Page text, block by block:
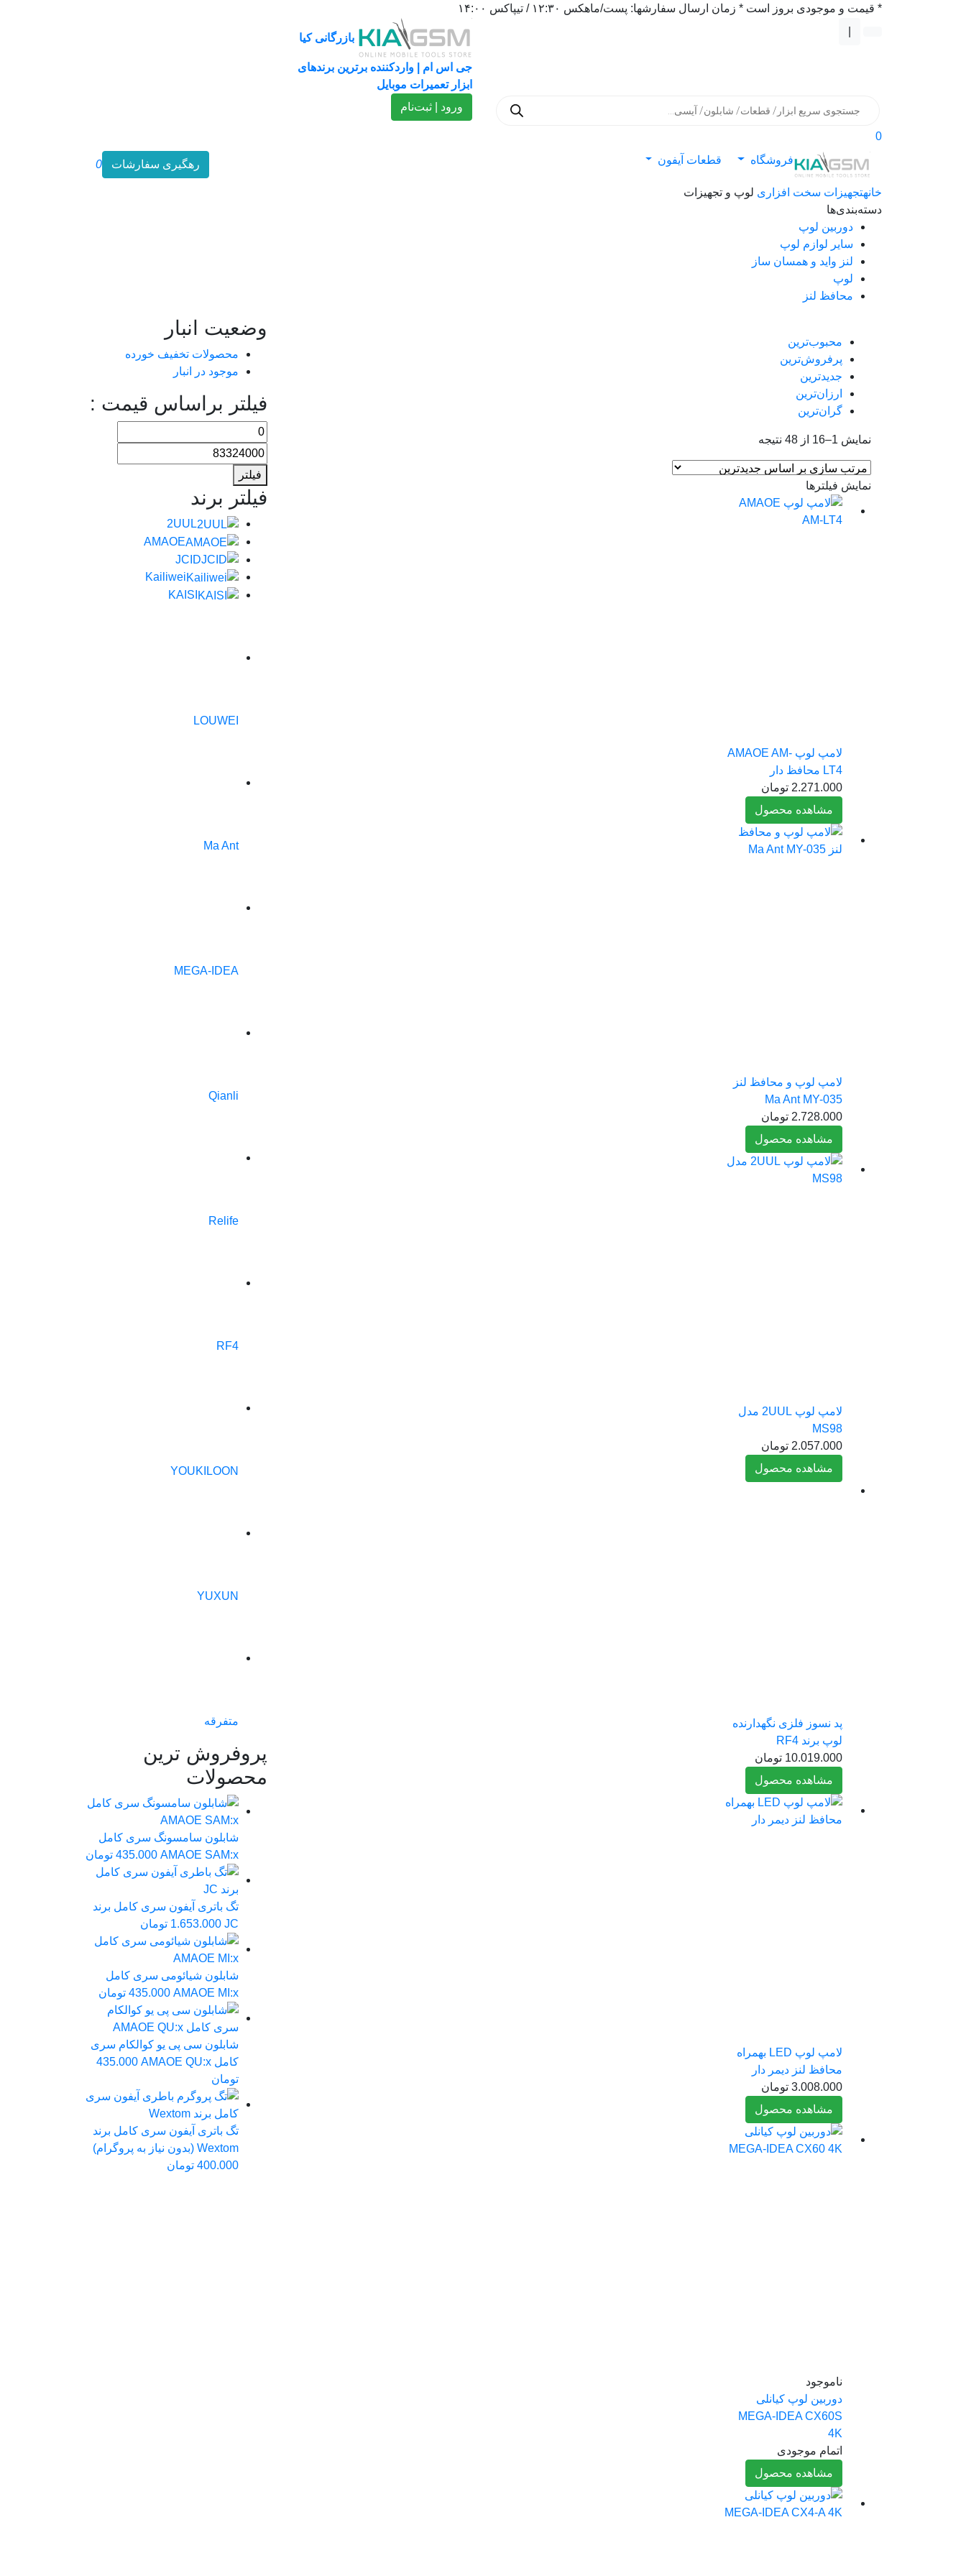
* قیمت و موجودی بروز است * زمان ارسال سفارشها: پست/ماهکس ١٢:٣٠ / تیپاکس ١۴:٠٠
بازرگانی کیا
جی اس ام | واردکننده برترین برندهای
ابزار تعمیرات موبایل
محصولات
0
ورود | ثبت‌نام
فروشگاه قطعات آیفون رهگیری سفارشات 0
خانهتجهیزات سخت افزاری لوپ و تجهیزات
دسته‌بندی‌ها
دوربین لوپ
سایر لوازم لوپ
لنز واید و همسان ساز
لوپ
محافظ لنز
محبوب‌ترین
پرفروش‌ترین
جدیدترین
ارزان‌ترین
گران‌ترین
نمایش 1–16 از 48 نتیجه
latest
نمایش فیلترها
لامپ لوپ AMAOE AM-
LT4 محافظ دار
2.271.000 تومان
مشاهده محصول
لامپ لوپ و محافظ لنز
Ma Ant MY-035
2.728.000 تومان
مشاهده محصول
لامپ لوپ 2UUL مدل
MS98
2.057.000 تومان
مشاهده محصول
پد نسوز فلزی نگهدارنده
لوپ برند RF4
10.019.000 تومان
مشاهده محصول
لامپ لوپ LED بهمراه
محافظ لنز دیمر دار
3.008.000 تومان
مشاهده محصول
ناموجود
دوربین لوپ کیانلی
MEGA-IDEA CX60S
4K
اتمام موجودی
مشاهده محصول
وضعیت انبار
محصولات تخفیف خورده
موجود در انبار
فیلتر براساس قیمت :
قیمت
کمتر
بیشتر
فیلتر
فیلتر برند
2UUL
AMAOE
JCID
Kailiwei
KAISI
LOUWEI
Ma Ant
MEGA-IDEA
Qianli
Relife
RF4
YOUKILOON
YUXUN
متفرقه
پروفروش ترین
محصولات
شابلون سامسونگ سری کامل
AMAOE SAM:x
435.000 تومان
تگ باتری آیفون سری کامل برند
JC
1.653.000 تومان
شابلون شیائومی سری کامل
AMAOE MI:x
435.000 تومان
شابلون سی پی یو کوالکام سری
کامل AMAOE QU:x
435.000
تومان
تگ باتری آیفون سری کامل برند
Wextom (بدون نیاز به پروگرام)
400.000 تومان